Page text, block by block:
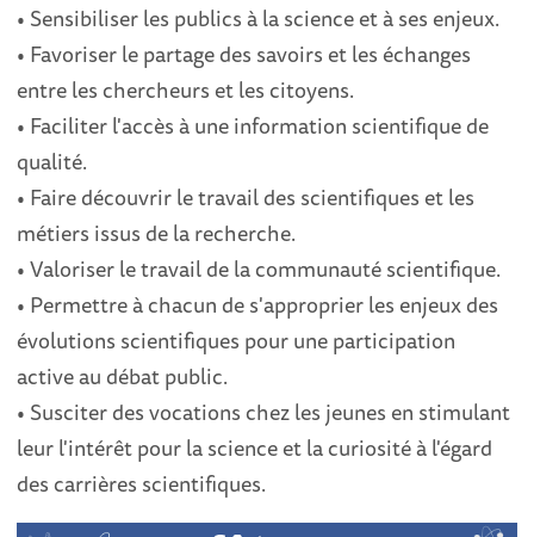
• Sensibiliser les publics à la science et à ses enjeux.
• Favoriser le partage des savoirs et les échanges
entre les chercheurs et les citoyens.
• Faciliter l'accès à une information scientifique de
qualité.
• Faire découvrir le travail des scientifiques et les
métiers issus de la recherche.
• Valoriser le travail de la communauté scientifique.
• Permettre à chacun de s'approprier les enjeux des
évolutions scientifiques pour une participation
active au débat public.
• Susciter des vocations chez les jeunes en stimulant
leur l'intérêt pour la science et la curiosité à l'égard
des carrières scientifiques.